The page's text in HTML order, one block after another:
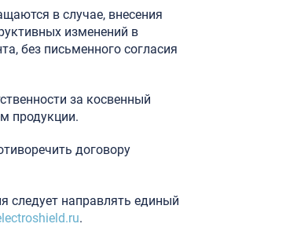
в случае, внесения
изменений в
без письменного согласия
за косвенный
продукции.
договору
следует направлять единый
.